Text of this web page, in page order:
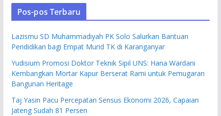
Pos-pos Terbaru
Lazismu SD Muhammadiyah PK Solo Salurkan Bantuan
Pendidikan bagi Empat Murid TK di Karanganyar
Yudisium Promosi Doktor Teknik Sipil UNS: Hana Wardani
Kembangkan Mortar Kapur Berserat Rami untuk Pemugaran
Bangunan Heritage
Taj Yasin Pacu Percepatan Sensus Ekonomi 2026, Capaian
Jateng Sudah 81 Persen